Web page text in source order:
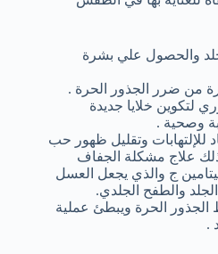
والحصول علي بشرة
ضروري لتكوين خلايا جديدة
وصحية .
مضاد للإلتهابات وتقليل ظهور حب
علاج مشكلة الجفاف
ج والذي يجعل العسل
والطفح الجلدي.
الجذور الحرة ويبطئ عملية
.